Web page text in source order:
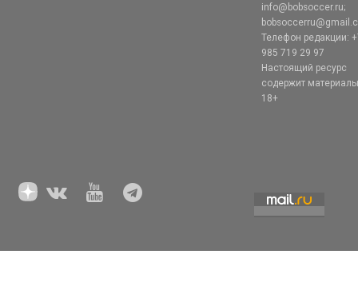
info@bobsoccer.ru;
Телефон редакции:
985 719 29 97
Настоящий ресурс
содержит
18+